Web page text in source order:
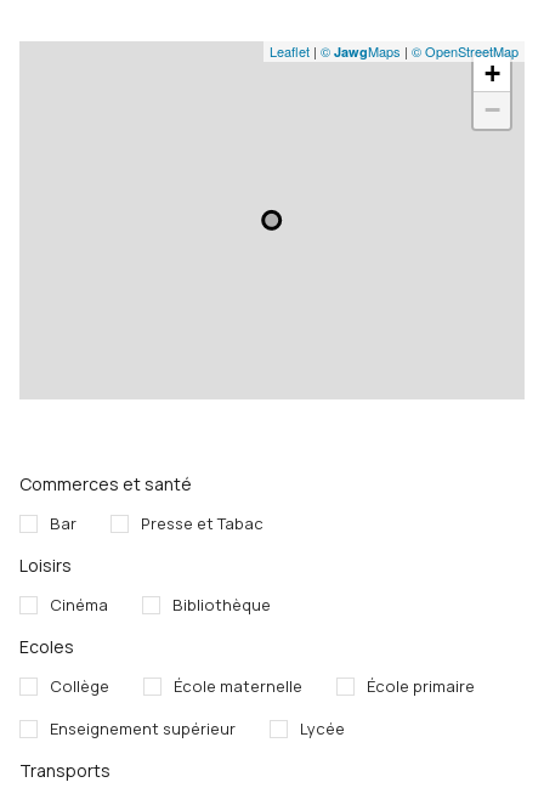
+
−
Leaflet | © JawgMaps | © OpenStreetMap
Commerces et santé
Bar Presse et Tabac
Loisirs
Cinéma Bibliothèque
Ecoles
Collège École maternelle
École primaire
Enseignement supérieur
Lycée
Transports